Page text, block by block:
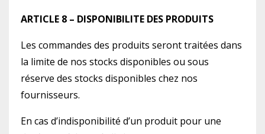
ARTICLE 8 – DISPONIBILITE DES PRODUITS
Les commandes des produits seront traitées dans
la limite de nos stocks disponibles ou sous
réserve des stocks disponibles chez nos
fournisseurs.
En cas d’indisponibilité d’un produit pour une